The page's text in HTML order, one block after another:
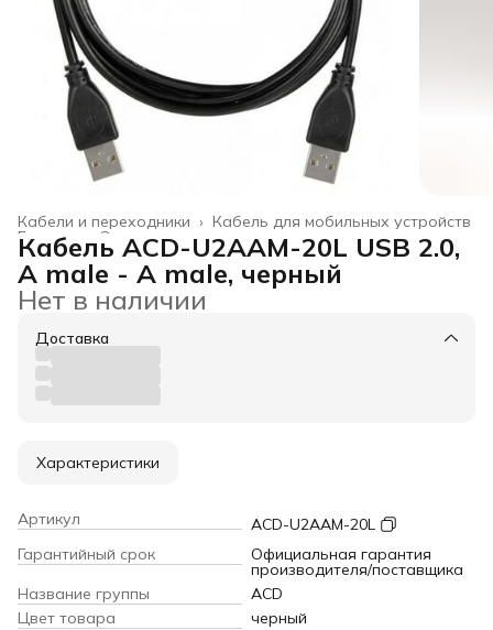
Кабель для мобильных устройств
Кабели и переходники ›
Электроника ›
Главная
Кабель ACD-U2AAM-20L USB 2.0,
A male - A male, черный
Нет в наличии
Доставка
Характеристики
Артикул
ACD-U2AAM-20L
Гарантийный срок
Официальная гарантия
производителя/поставщика
Название группы
ACD
Цвет товара
черный